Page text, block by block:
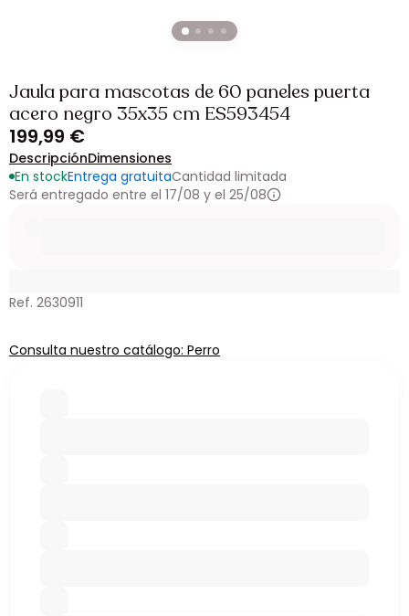
Jaula para mascotas de 60 paneles puerta
acero negro 35x35 cm ES593454
199,99 €
DescripciónDimensiones
En stockEntrega gratuitaCantidad limitada
Será entregado entre el 17/08 y el 25/08
Ref. 2630911
Consulta nuestro catálogo: Perro